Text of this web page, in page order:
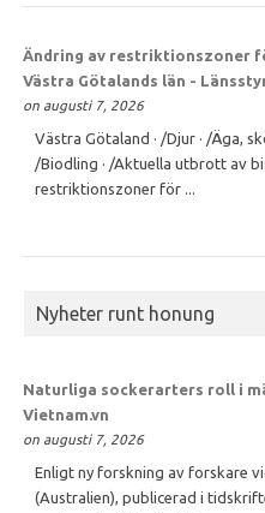
Ändring av restriktionszoner
Västra Götalands län -
on augusti 7, 2026
Västra Götaland · /Djur · /Äga,
/Biodling · /Aktuella utbrott av
restriktionszoner för ...
Nyheter runt honung
Naturliga sockerarters roll i
Vietnam.vn
on augusti 7, 2026
Enligt ny forskning av forskare
(Australien), publicerad i